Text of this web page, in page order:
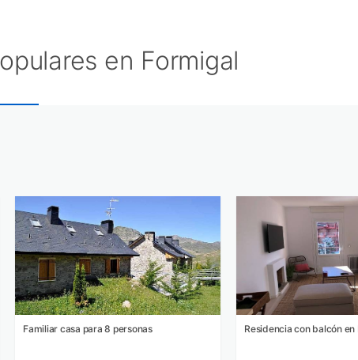
en Formigal
Familiar casa para 8 personas Residencia con balcón en